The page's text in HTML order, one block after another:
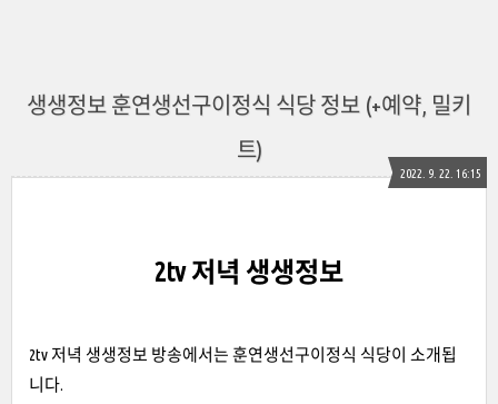
생생정보 훈연생선구이정식 식당 정보 (+예약, 밀키
트)
2022. 9. 22. 16:15
2tv 저녁 생생정보
2tv 저녁 생생정보 방송에서는 훈연생선구이정식 식당이 소개됩
니다.